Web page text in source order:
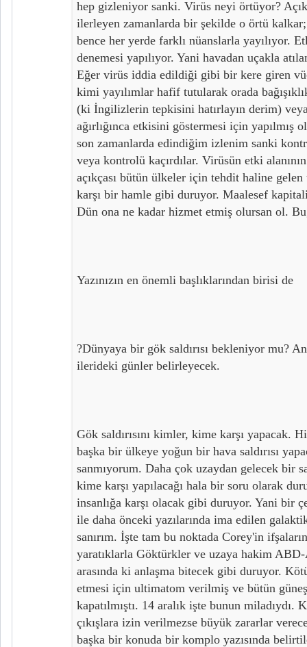
hep gizleniyor sanki. Virüs neyi örtüyor?
ilerleyen zamanlarda bir şekilde o örtü
bence her yerde farklı nüanslarla yayılıyor.
denemesi yapılıyor. Yani havadan uçakla
Eğer virüs iddia edildiği gibi bir kere giren
kimi yayılımlar hafif tutularak orada
(ki İngilizlerin tepkisini hatırlayın derim)
ağırlığınca etkisini göstermesi için yapılmış
son zamanlarda edindiğim izlenim sanki
veya kontrolü kaçırdılar. Virüsün etki
açıkçası bütün ülkeler için tehdit haline
karşı bir hamle gibi duruyor. Maalesef
Dün ona ne kadar hizmet etmiş olursan ol.
Yazınızın en önemli başlıklarından birisi de
?Dünyaya bir gök saldırısı bekleniyor mu?
ilerideki günler belirleyecek.
Gök saldırısını kimler, kime karşı yapacak.
başka bir ülkeye yoğun bir hava saldırısı
sanmıyorum. Daha çok uzaydan gelecek bir
kime karşı yapılacağı hala bir soru olarak
insanlığa karşı olacak gibi duruyor. Yani bir
ile daha önceki yazılarında ima edilen
sanırım. İşte tam bu noktada Corey'in
yaratıklarla Göktürkler ve uzaya hakim
arasında ki anlaşma bitecek gibi duruyor.
etmesi için ultimatom verilmiş ve bütün
kapatılmıştı. 14 aralık işte bunun miladıydı.
çıkışlara izin verilmezse büyük zararlar
başka bir konuda bir komplo yazısında